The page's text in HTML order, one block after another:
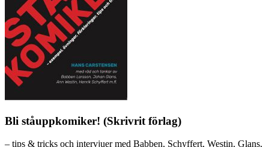
Bli ståuppkomiker! (Skrivrit förlag)
– tips & tricks och intervjuer med Babben, Schyffert, Westin, Glans,